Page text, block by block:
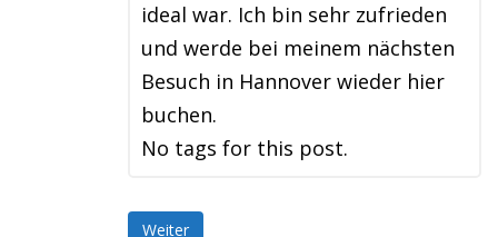
ideal war. Ich bin sehr zufrieden
und werde bei meinem nächsten
Besuch in Hannover wieder hier
buchen.
No tags for this post.
Weiter